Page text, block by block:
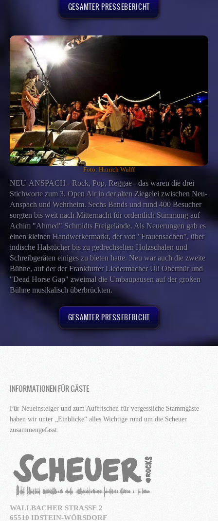
GESAMTER PRESSEBERICHT
Foto: Hinrich Wulff
NEU-ANSPACH - Rock, Pop, Reggae - das waren die drei
Stichworte zum 3. Open Air in der alten Ziegelei zwischen Neu-
Anspach und Wehrheim. Sechs Bands und rund 400 Besucher
sorgten bis weit nach Mitternacht für ordentlich Stimmung auf
Achim "Ahmed" Schmidts Freigelände. Als Neuerungen gab es
einen kleinen Handwerkermarkt, der von "Frauensachen", über
indische Halstücher bis zu gedrechselten Holzschalen und
Schreibgeräten einiges zu bieten hatte. Neu war auch die zweite
Bühne, auf der der Frankfurter Liedermacher Uli Oberthür und
"Dead Horse Gap" zweimal die Umbaupausen auf der großen
Bühne musikalisch überbrückten.
GESAMTER PRESSEBERICHT
INFORMATIONEN FÜR GÄSTE
Für Neueinsteiger und zum Auffrischen für vergessliche Stammgäste
haben wir unter „Einblicke“ alles Wichtige rund um die Scheuer
zusammengefasst.
WALLBACHER STRASSE 2
65510 IDSTEIN-WÖRSDORF